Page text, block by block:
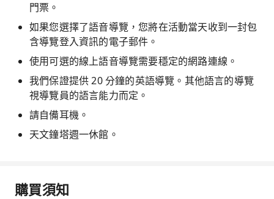
門票。
如果您選擇了語音導覽，您將在活動當天收到一封包
含導覽登入資訊的電子郵件。
使用可選的線上語音導覽需要穩定的網路連線。
我們保證提供 20 分鐘的英語導覽。其他語言的導覽
視導覽員的語言能力而定。
請自備耳機。
天文鐘塔週一休館。
購買須知